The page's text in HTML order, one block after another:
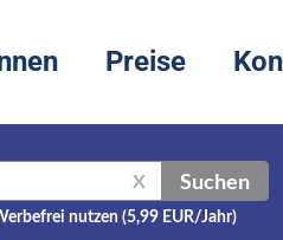
Preise
X Suchen
nutzen (5,99 EUR/Jahr)